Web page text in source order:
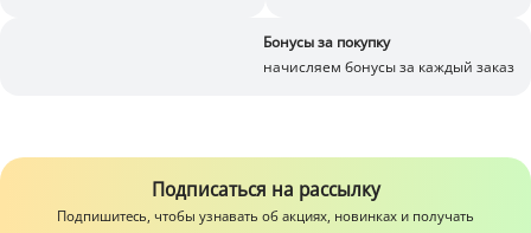
Бонусы за покупку
начисляем бонусы за каждый заказ
Подписаться на рассылку
Подпишитесь, чтобы узнавать об акциях, новинках и получать